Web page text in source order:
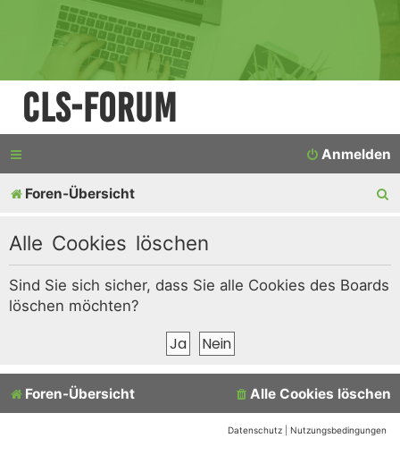
CLS-Forum
Anmelden
Foren-Übersicht
Alle Cookies löschen
Sind Sie sich sicher, dass Sie alle Cookies des Boards
löschen möchten?
Foren-Übersicht Alle Cookies löschen
Datenschutz Nutzungsbedingungen